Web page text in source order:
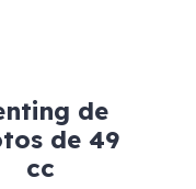
de
de 49
cc